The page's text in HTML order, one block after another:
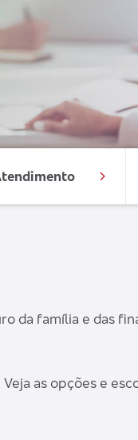
da família e das
as opções e